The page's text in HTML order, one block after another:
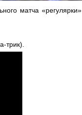
матча
трик).